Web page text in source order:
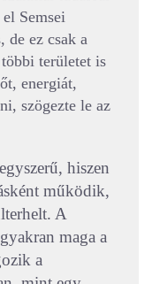
Semsei
de ez csak a
területet is
energiát,
szögezte le az
hiszen
működik,
A
maga a
a